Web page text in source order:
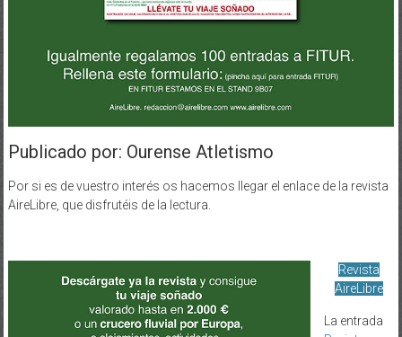
Publicado por: Ourense Atletismo
Por si es de vuestro interés os hacemos llegar el enlace de la revista
AireLibre, que disfrutéis de la lectura.
Revista
AireLibre
La entrada